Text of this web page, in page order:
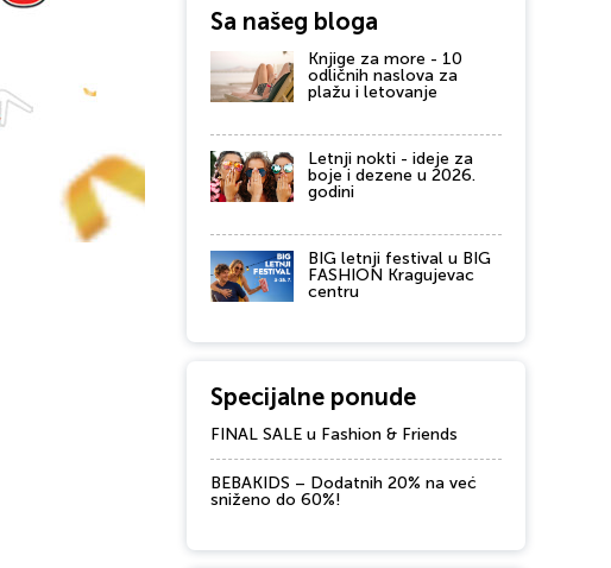
Sa našeg bloga
Knjige za more - 10
odličnih naslova za
plažu i letovanje
Letnji nokti - ideje za
boje i dezene u 2026.
godini
BIG letnji festival u BIG
FASHION Kragujevac
centru
Specijalne ponude
FINAL SALE u Fashion & Friends
BEBAKIDS – Dodatnih 20% na već
sniženo do 60%!